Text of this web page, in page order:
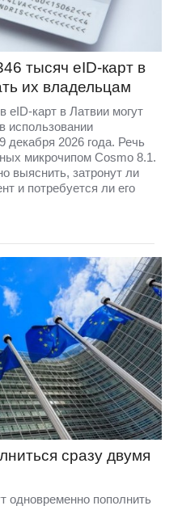
тысяч eID-карт в
их владельцам
карт в Латвии могут
использовании
декабря 2026 года. Речь
микрочипом Cosmo 8.1.
выяснить, затронут ли
и потребуется ли его
сразу двумя
одновременно пополнить